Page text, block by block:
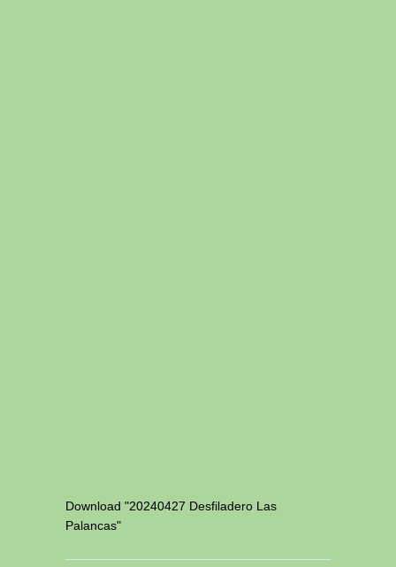
Download "20240427 Desfiladero Las
Palancas"